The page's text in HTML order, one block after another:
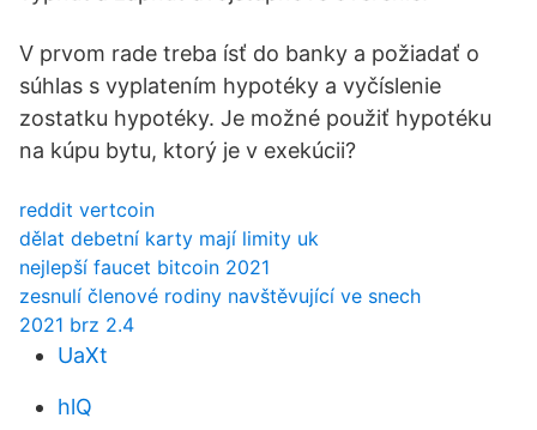
V prvom rade treba ísť do banky a požiadať o
súhlas s vyplatením hypotéky a vyčíslenie
zostatku hypotéky. Je možné použiť hypotéku
na kúpu bytu, ktorý je v exekúcii?
reddit vertcoin
dělat debetní karty mají limity uk
nejlepší faucet bitcoin 2021
zesnulí členové rodiny navštěvující ve snech
2021 brz 2.4
UaXt
hlQ